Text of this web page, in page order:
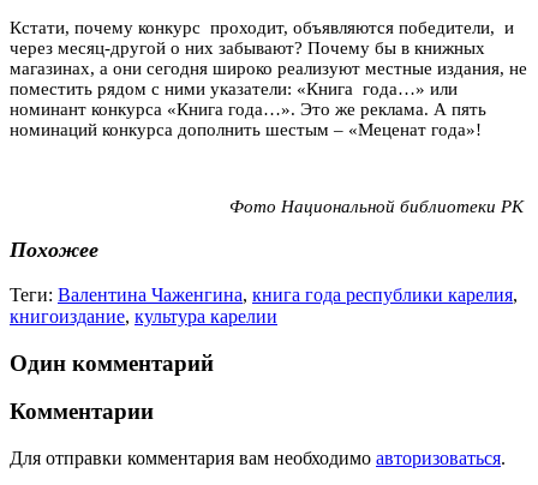
Кстати, почему конкурс проходит, объявляются победители, и
через месяц-другой о них забывают? Почему бы в книжных
магазинах, а они сегодня широко реализуют местные издания, не
поместить рядом с ними указатели: «Книга года…» или
номинант конкурса «Книга года…». Это же реклама. А пять
номинаций конкурса дополнить шестым – «Меценат года»!
Фото Национальной библиотеки РК
Похожее
Теги: Валентина Чаженгина, книга года республики карелия,
книгоиздание, культура карелии
Один комментарий
Комментарии
Для отправки комментария вам необходимо авторизоваться.